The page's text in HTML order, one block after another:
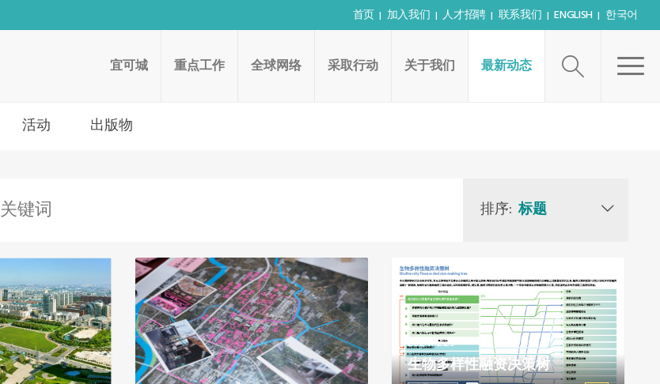
首页 加入我们 人才招聘 联系我们 ENGLISH 한국어
宜可城 重点工作 全球网络 采取行动 关于我们 最新动态
活动 出版物
排序:标题
2024.12.23
生物多样性融资决策树